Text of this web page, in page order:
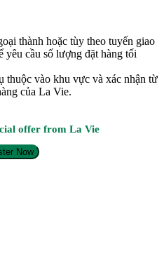
thành hoặc tùy theo tuyến giao
yêu cầu số lượng đặt hàng tối
thuộc vào khu vực và xác nhận từ
của La Vie.
offer from La Vie
Now